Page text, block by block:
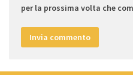
per la prossima volta che